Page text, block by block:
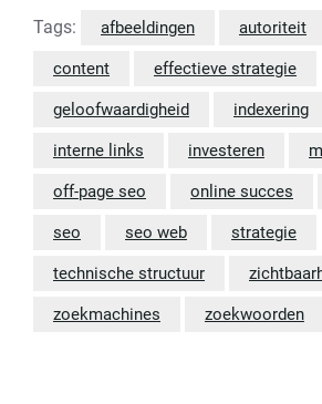
Tags: afbeeldingen autoriteit
content effectieve strategie
geloofwaardigheid indexering
interne links investeren
off-page seo online succes
seo seo web strategie
technische structuur
zoekmachines zoekwoorden